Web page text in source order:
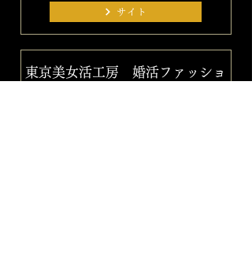
サイト
東京美女活工房 婚活ファッショ